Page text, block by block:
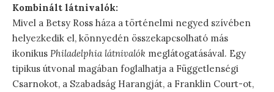
Kombinált látnivalók:
Mivel a Betsy Ross háza a történelmi negyed szívében
helyezkedik el, könnyedén összekapcsolható más
ikonikus Philadelphia látnivalók meglátogatásával. Egy
tipikus útvonal magában foglalhatja a Függetlenségi
Csarnokot, a Szabadság Harangját, a Franklin Court-ot,